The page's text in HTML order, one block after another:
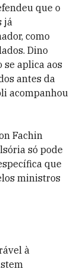
que o
já
como
Dino
se aplica aos
antes da
acompanhou
Fachin
só pode
que
ministros
à